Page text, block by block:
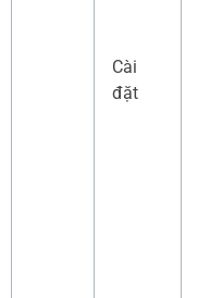
Cài
đặt